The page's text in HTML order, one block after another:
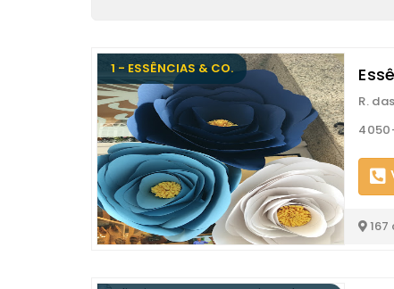
1 - ESSÊNCIAS & CO.
R.